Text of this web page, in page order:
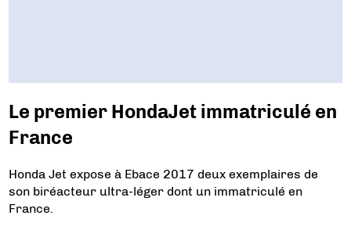
Le premier HondaJet immatriculé en
France
Honda Jet expose à Ebace 2017 deux exemplaires de
son biréacteur ultra-léger dont un immatriculé en
France.